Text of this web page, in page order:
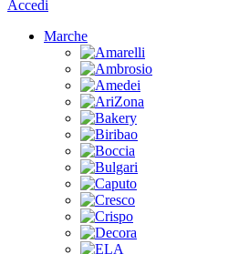
Accedi
Marche